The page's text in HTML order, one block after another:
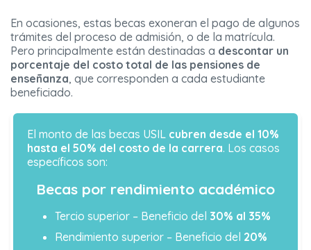
En ocasiones, estas becas exoneran el pago de algunos
trámites del proceso de admisión, o de la matrícula.
Pero principalmente están destinadas a descontar un
porcentaje del costo total de las pensiones de
enseñanza, que corresponden a cada estudiante
beneficiado.
El monto de las becas USIL cubren desde el 10%
hasta el 50% del costo de la carrera. Los casos
específicos son:
Becas por rendimiento académico
Tercio superior – Beneficio del 30% al 35%
Rendimiento superior – Beneficio del 20%